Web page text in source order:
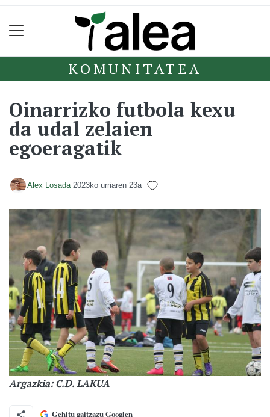
KOMUNITATEA
Oinarrizko futbola kexu
da udal zelaien
egoeragatik
Alex Losada 2023ko urriaren 23a
Argazkia: C.D. LAKUA
Gehitu gaitzazu Googlen